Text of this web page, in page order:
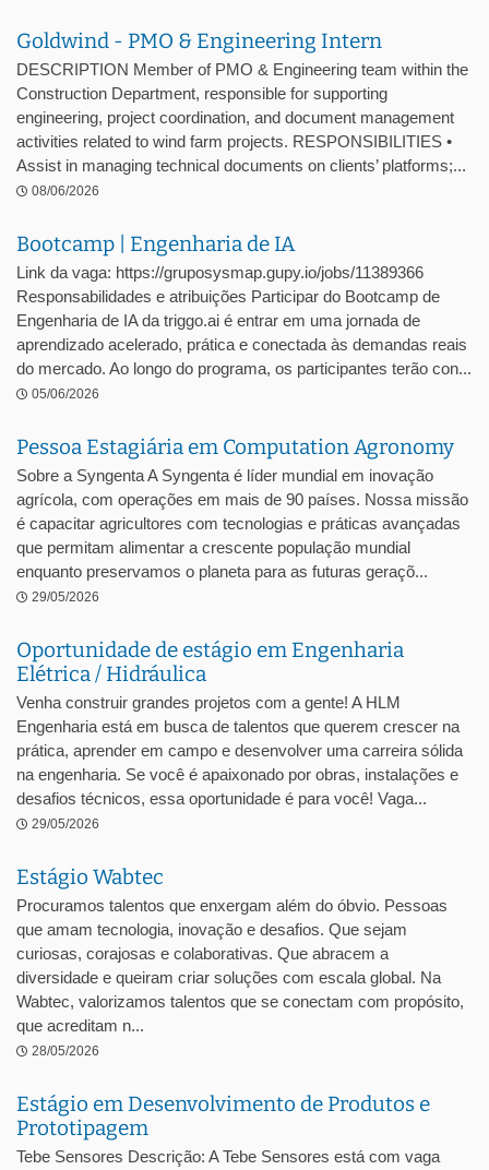
Goldwind - PMO & Engineering Intern
DESCRIPTION Member of PMO & Engineering team within the
Construction Department, responsible for supporting
engineering, project coordination, and document management
activities related to wind farm projects. RESPONSIBILITIES •
Assist in managing technical documents on clients’ platforms;...
08/06/2026
Bootcamp | Engenharia de IA
Link da vaga: https://gruposysmap.gupy.io/jobs/11389366
Responsabilidades e atribuições Participar do Bootcamp de
Engenharia de IA da triggo.ai é entrar em uma jornada de
aprendizado acelerado, prática e conectada às demandas reais
do mercado. Ao longo do programa, os participantes terão con...
05/06/2026
Pessoa Estagiária em Computation Agronomy
Sobre a Syngenta A Syngenta é líder mundial em inovação
agrícola, com operações em mais de 90 países. Nossa missão
é capacitar agricultores com tecnologias e práticas avançadas
que permitam alimentar a crescente população mundial
enquanto preservamos o planeta para as futuras geraçõ...
29/05/2026
Oportunidade de estágio em Engenharia
Elétrica / Hidráulica
Venha construir grandes projetos com a gente! A HLM
Engenharia está em busca de talentos que querem crescer na
prática, aprender em campo e desenvolver uma carreira sólida
na engenharia. Se você é apaixonado por obras, instalações e
desafios técnicos, essa oportunidade é para você! Vaga...
29/05/2026
Estágio Wabtec
Procuramos talentos que enxergam além do óbvio. Pessoas
que amam tecnologia, inovação e desafios. Que sejam
curiosas, corajosas e colaborativas. Que abracem a
diversidade e queiram criar soluções com escala global. Na
Wabtec, valorizamos talentos que se conectam com propósito,
que acreditam n...
28/05/2026
Estágio em Desenvolvimento de Produtos e
Prototipagem
Tebe Sensores Descrição: A Tebe Sensores está com vaga